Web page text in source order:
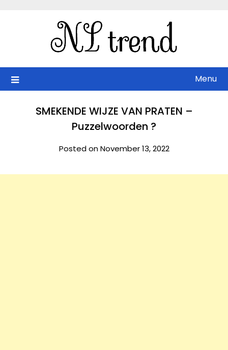
Menu
SMEKENDE WIJZE VAN PRATEN –
Puzzelwoorden ?
Posted on November 13, 2022